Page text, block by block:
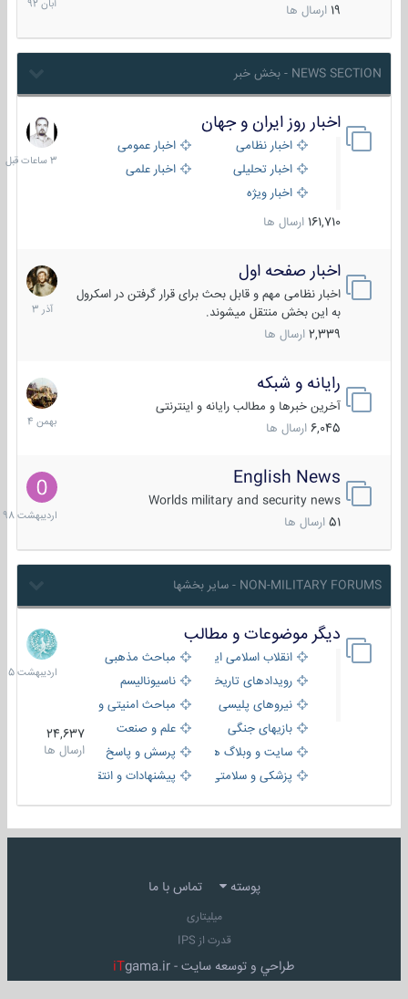
19 ارسال ها
NEWS SECTION - بخش خبر
اخبار روز ایران و جهان
اخبار نظامی
اخبار عمومی
اخبار تحلیلی
اخبار علمی
اخبار ویژه
161,710 ارسال ها
3
قبل
اخبار صفحه اول
اخبار نظامی مهم و قابل بحث برای قرار گرفتن در اسکرول
به این بخش منتقل میشوند.
2,339 ارسال ها
7
آذر
رایانه و شبکه
آخرین خبرها و مطالب رایانه و اینترنتی
6,045 ارسال ها
30
بهمن
English News
Worlds military and security news
51 ارسال ها
10
1398
NON-MILITARY FORUMS - سایر بخشها
دیگر موضوعات و مطالب
انقلاب اسلامی ایران
مباحث مذهبی
رویدادهای تاریخی و مذهبیناسیونالیسم
نیروهای پلیسی
مباحث امنیتی و اطلاعاتی
بازیهای جنگی
علم و صنعت
سایت و وبلاگ ها
پرسش و پاسخ
پزشکی و سلامتی
پیشنهادات و انتقادات
24,637
ارسال ها
8
1405
پوسته تماس با ما
میلیتاری
قدرت از IPS
طراحي و توسعه سايت - iTgama.ir